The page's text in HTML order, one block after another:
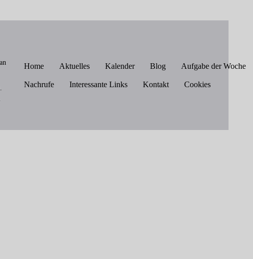
Home Aktuelles Kalender Blog Aufgabe der Woche
Nachrufe Interessante Links Kontakt Cookies